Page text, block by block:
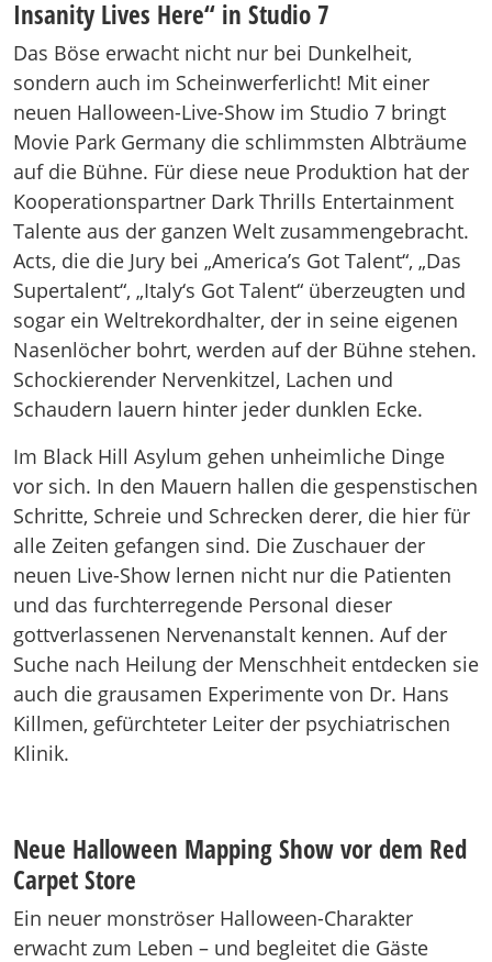
Insanity Lives Here“ in Studio 7
Das Böse erwacht nicht nur bei Dunkelheit,
sondern auch im Scheinwerferlicht! Mit einer
neuen Halloween-Live-Show im Studio 7 bringt
Movie Park Germany die schlimmsten Albträume
auf die Bühne. Für diese neue Produktion hat der
Kooperationspartner Dark Thrills Entertainment
Talente aus der ganzen Welt zusammengebracht.
Acts, die die Jury bei „America’s Got Talent“, „Das
Supertalent“, „Italy‘s Got Talent“ überzeugten und
sogar ein Weltrekordhalter, der in seine eigenen
Nasenlöcher bohrt, werden auf der Bühne stehen.
Schockierender Nervenkitzel, Lachen und
Schaudern lauern hinter jeder dunklen Ecke.
Im Black Hill Asylum gehen unheimliche Dinge
vor sich. In den Mauern hallen die gespenstischen
Schritte, Schreie und Schrecken derer, die hier für
alle Zeiten gefangen sind. Die Zuschauer der
neuen Live-Show lernen nicht nur die Patienten
und das furchterregende Personal dieser
gottverlassenen Nervenanstalt kennen. Auf der
Suche nach Heilung der Menschheit entdecken sie
auch die grausamen Experimente von Dr. Hans
Killmen, gefürchteter Leiter der psychiatrischen
Klinik.
Neue Halloween Mapping Show vor dem Red
Carpet Store
Ein neuer monströser Halloween-Charakter
erwacht zum Leben – und begleitet die Gäste